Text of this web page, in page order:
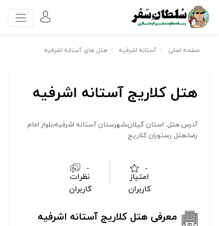
صفحه اصلی آستانه اشرفیه هتل های آستانه اشرفیه
هتل کلاریج آستانه اشرفیه
آدرس هتل: استان گیلان،شهرستان آستانه اشرفیه،بلوار امام
رضا،هتل رستوران کلاریج
-
امتیاز
کاربران
-
نظرات
کاربران
معرفی هتل کلاریج آستانه اشرفیه